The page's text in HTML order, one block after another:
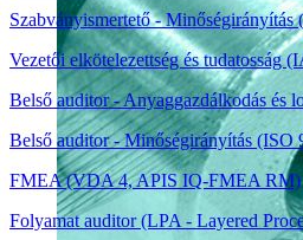
Szabványismertető - Minőségirányítás
Vezetői elkötelezettség és tudatosság
Belső auditor - Anyaggazdálkodás és
Belső auditor - Minőségirányítás (ISO
FMEA (VDA 4, APIS IQ-FMEA RM)
Folyamat auditor (LPA - Layered